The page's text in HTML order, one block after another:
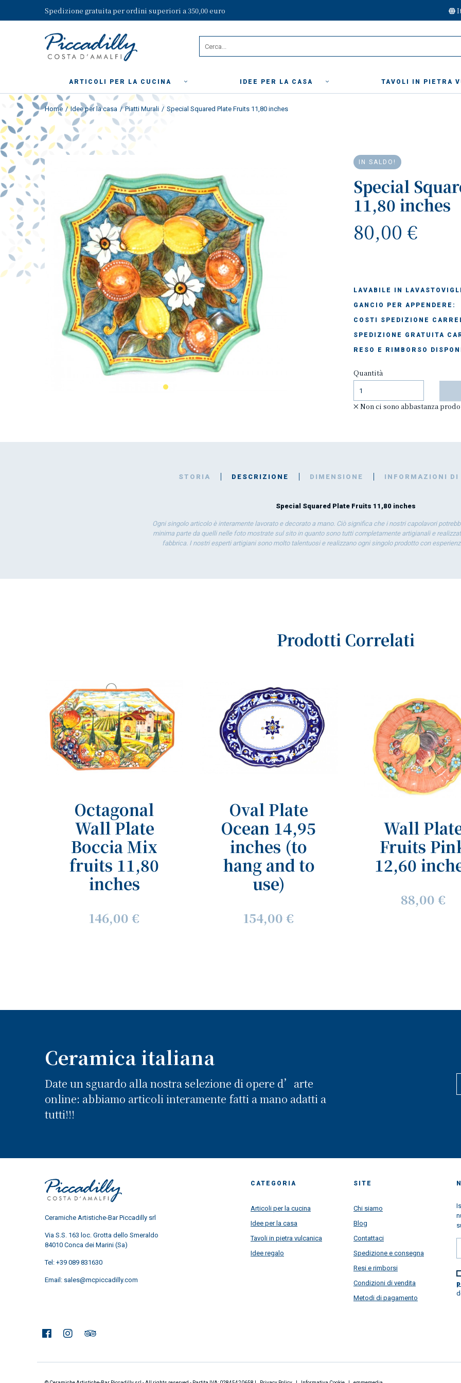
Spedizione gratuita per ordini superiori a 350,00 euro
ARTICOLI PER LA CUCINA IDEE PER LA CASA TAVOLI IN PIETRA
Home Idee per la casa Piatti Murali Special Squared Plate Fruits 11,80 inches
IN SALDO!
Special
11,80 inches
80,00 €
LAVABILE IN
GANCIO PER APPENDERE:
COSTI SPEDIZIONE
SPEDIZIONE GRATUITA
RESO E RIMBORSO
Quantità
Non ci sono abbastanza
STORIA DESCRIZIONE DIMENSIONE INFORMAZIONI DI
Special Squared Plate Fruits 11,80 inches
Ogni singolo articolo è interamente lavorato e decorato a mano. Ciò significa che i nostri capolavori
minima parte da quelli nelle foto mostrate sul sito in quanto sono tutti completamente artigianali e
fabbrica. I nostri esperti artigiani sono molto talentuosi e realizzano ogni singolo prodotto con
Prodotti Correlati
Octagonal
Wall Plate
Boccia Mix
fruits 11,80
inches
146,00 €
Oval Plate
Ocean 14,95
inches (to
hang and to
use)
154,00 €
Wall
Fruits
12,60
88,00 €
Ceramica italiana
Date un sguardo alla nostra selezione di opere d’arte
online: abbiamo articoli interamente fatti a mano adatti a
tutti!!!
Ceramiche Artistiche-Bar Piccadilly srl
Via S.S. 163 loc. Grotta dello Smeraldo
84010 Conca dei Marini (Sa)
Tel: +39 089 831630
Email: sales@mcpiccadilly.com
CATEGORIA
Articoli per la cucina
Idee per la casa
Tavoli in pietra vulcanica
Idee regalo
SITE
Chi siamo
Blog
Contattaci
Spedizione e consegna
Resi e rimborsi
Condizioni di vendita
Metodi di pagamento